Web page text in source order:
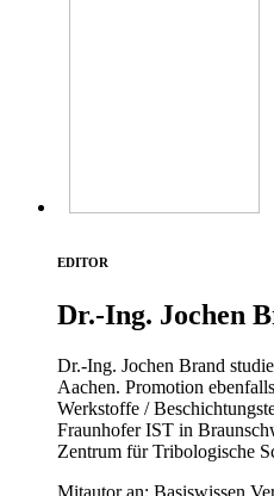
EDITOR
Dr.-Ing. Jochen
Dr.-Ing. Jochen Brand
Aachen. Promotion
Werkstoffe /
Fraunhofer IST in
Zentrum für Tribologische
Mitautor an: Basiswissen